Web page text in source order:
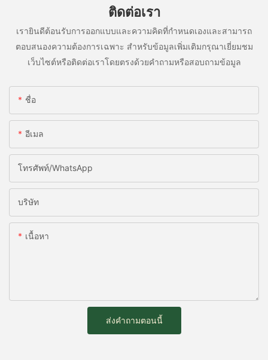
ติดต่อเรา
เรายินดีต้อนรับการออกแบบและความคิดที่กำหนดเองและสามารถ
ตอบสนองความต้องการเฉพาะ สำหรับข้อมูลเพิ่มเติมกรุณาเยี่ยมชม
เว็บไซต์หรือติดต่อเราโดยตรงด้วยคำถามหรือสอบถามข้อมูล
ชื่อ
อีเมล
โทรศัพท์/WhatsApp
บริษัท
เนื้อหา
ส่งคำถามตอนนี้